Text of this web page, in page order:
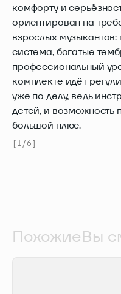
комфорту и
ориентирован на
взрослых
система, богатые
профессиональный
комплекте идёт
уже по делу, ведь
детей, и возможность
большой плюс.
[1 /6]
ПохожиеВы